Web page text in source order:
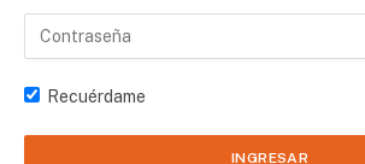
Recuérdame